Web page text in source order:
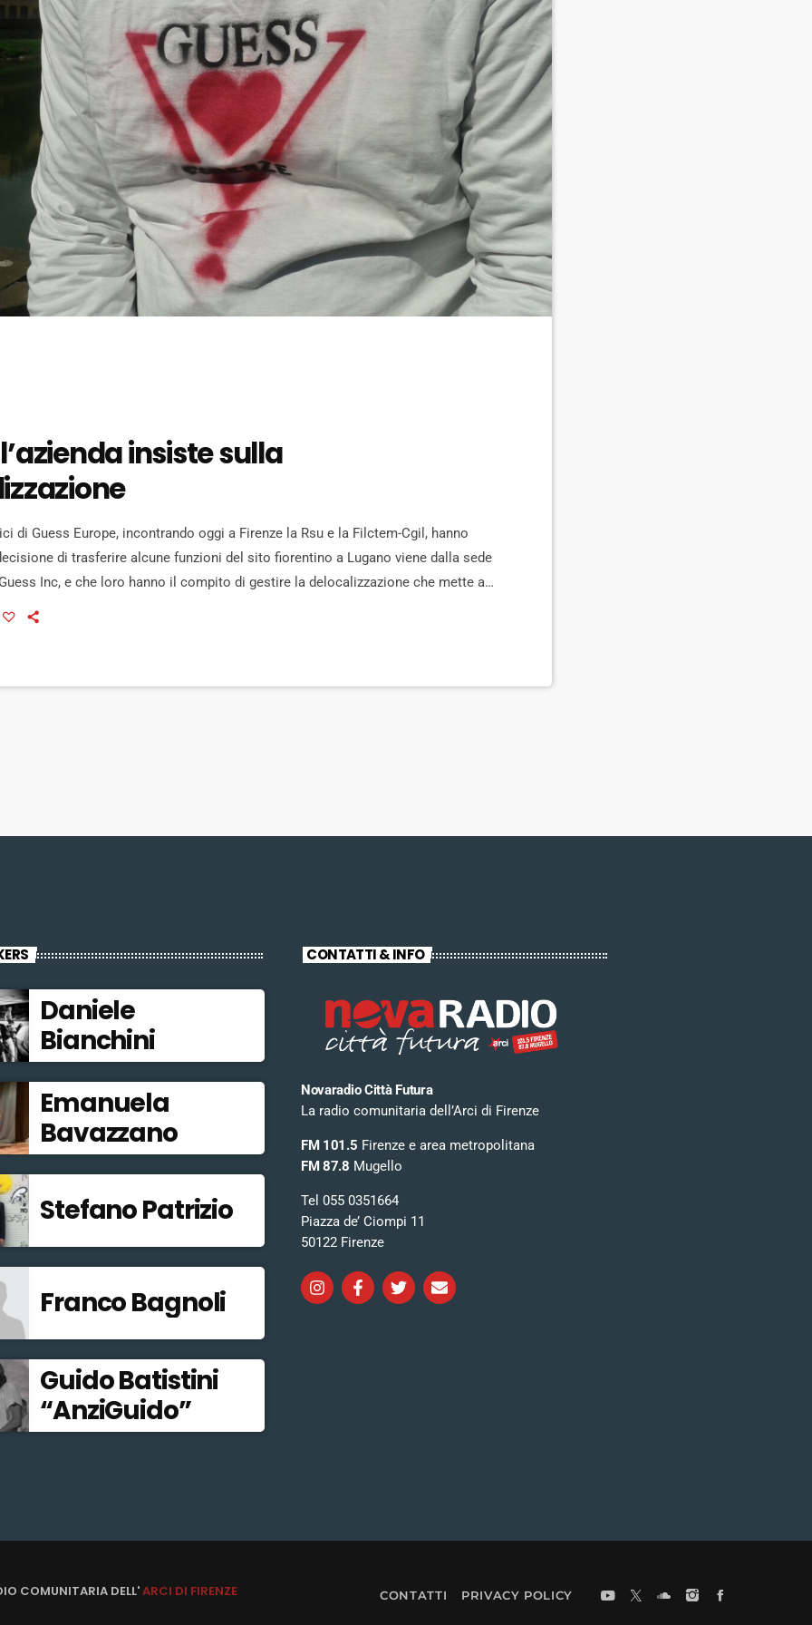
insiste sulla
di Guess Europe, incontrando oggi a Firenze la Rsu e la Filctem-Cgil, hanno
di trasferire alcune funzioni del sito fiorentino a Lugano viene dalla sede
Inc, e che loro hanno il compito di gestire la delocalizzazione che mette a
parte per la prima volta hanno accettato di sedersi ad un tavolo
Daniele
Bianchini
Emanuela
Bavazzano
Stefano Patrizio
Franco Bagnoli
Guido Batistini
“AnziGuido”
CONTATTI & INFO
Novaradio Città Futura
La radio comunitaria dell’Arci di Firenze
FM 101.5 Firenze e area metropolitana
FM 87.8 Mugello
Tel 055 0351664
Piazza de’ Ciompi 11
50122 Firenze
COMUNITARIA DELL'ARCI DI FIRENZE CONTATTI PRIVACY POLICY